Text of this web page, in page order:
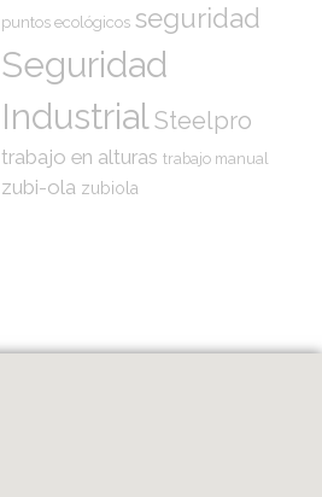
puntos ecológicos seguridad
Seguridad
IndustrialSteelpro
trabajo en alturas trabajo manual
zubi-ola zubiola